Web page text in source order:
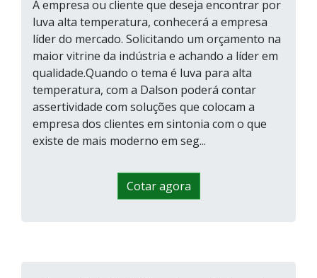
A empresa ou cliente que deseja encontrar por
luva alta temperatura, conhecerá a empresa
líder do mercado. Solicitando um orçamento na
maior vitrine da indústria e achando a líder em
qualidade.Quando o tema é luva para alta
temperatura, com a Dalson poderá contar
assertividade com soluções que colocam a
empresa dos clientes em sintonia com o que
existe de mais moderno em seg...
Cotar agora